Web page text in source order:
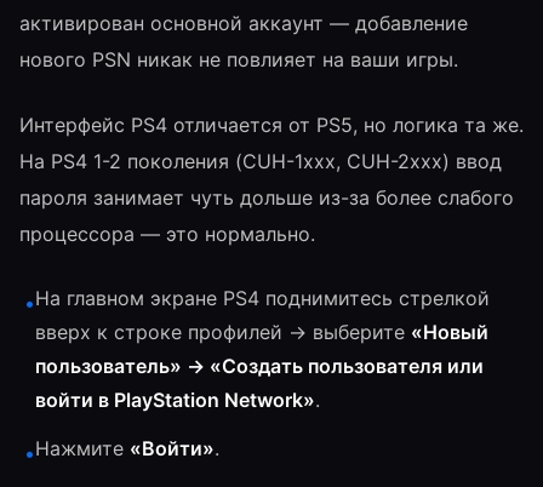
активирован основной аккаунт — добавление
нового PSN никак не повлияет на ваши игры.
Интерфейс PS4 отличается от PS5, но логика та же.
На PS4 1-2 поколения (CUH-1xxx, CUH-2xxx) ввод
пароля занимает чуть дольше из-за более слабого
процессора — это нормально.
•На главном экране PS4 поднимитесь стрелкой
вверх к строке профилей → выберите «Новый
пользователь» → «Создать пользователя или
войти в PlayStation Network».
•Нажмите «Войти».